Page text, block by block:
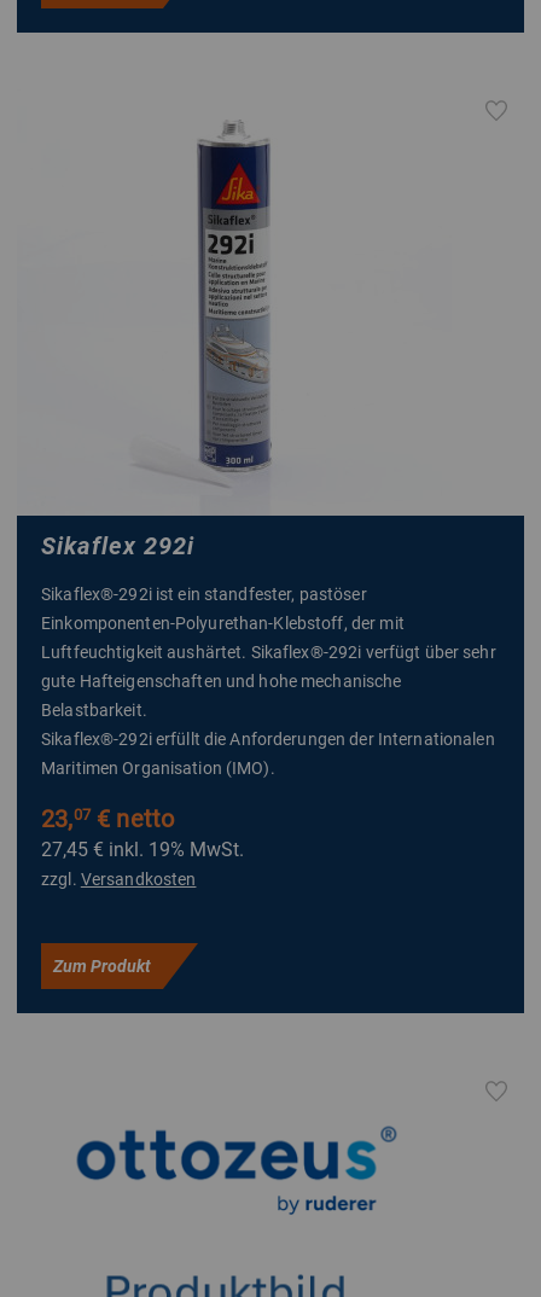
Sikaflex 292i
Sikaflex®-292i ist ein standfester, pastöser
Einkomponenten-Polyurethan-Klebstoff, der mit
Luftfeuchtigkeit aushärtet. Sikaflex®-292i verfügt über sehr
gute Hafteigenschaften und hohe mechanische
Belastbarkeit.
Sikaflex®-292i erfüllt die Anforderungen der Internationalen
Maritimen Organisation (IMO).
23,07€ netto
27,45 € inkl. 19% MwSt.
zzgl. Versandkosten
Zum Produkt